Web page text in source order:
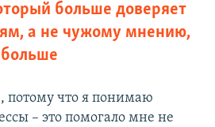
больше доверяет
а не чужому мнению,
что я понимаю
– это помогало мне не